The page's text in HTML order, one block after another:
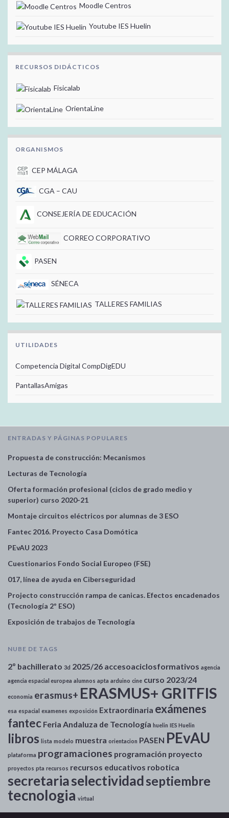
Moodle Centros
Youtube IES Huelin
RECURSOS DIDÁCTICOS
Fisicalab
OrientaLine
ORGANISMOS
CEP MÁLAGA
CGA – CAU
CONSEJERÍA DE EDUCACIÓN
CORREO CORPORATIVO
PASEN
SÉNECA
TALLERES FAMILIAS
UTILIDADES
Competencia Digital CompDigEDU
PantallasAmigas
ENTRADAS Y PÁGINAS POPULARES
Propuesta de construcción: Mecanismos
Lecturas de Tecnología
Oferta formación profesional (ciclos de grado medio y
superior) curso 2020-21
Montaje circuitos eléctricos por alumnas de 3 ESO
Fantec 2016. Proyecto Casa Domótica
PEvAU 2023
Cuestionarios Fondo Social Europeo (FSE)
017, línea de ayuda en Ciberseguridad
Projecto construcción rampa de canicas. Efectos encadenados
(Tecnología 2º ESO)
Exposición de trabajos de Tecnología
NUBE DE TAGS
2º bachillerato 3d 2025/26 accesoaciclosformativos agencia
agencia espacial europea alumnos apta arduino cine curso 2023/24
economia erasmus+ ERASMUS+ GRITFIS
esa espacial examenes exposición Extraordinaria exámenes
fantec Feria Andaluza de Tecnología huelin IES Huelin
libros lista modelo muestra orientacion PASEN PEvAU
plataforma programaciones programación proyecto
proyectos pta recursos recursos educativos robotica
secretariaselectividadseptiembre
tecnologia virtual